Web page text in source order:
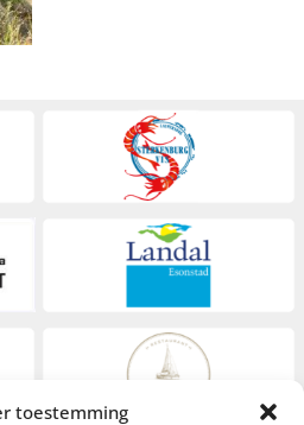
toestemming